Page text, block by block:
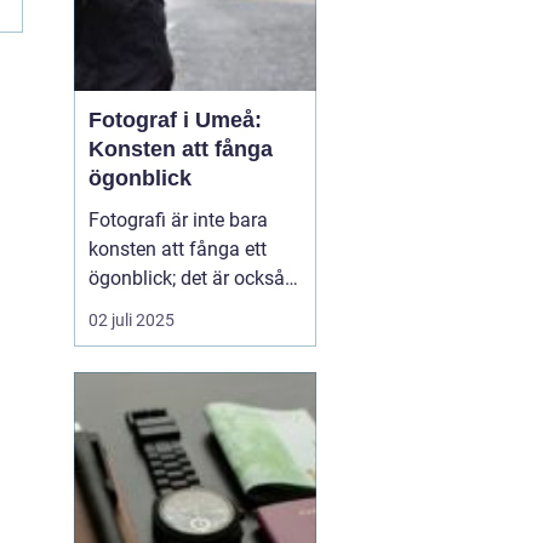
Fotograf i Umeå:
Konsten att fånga
ögonblick
Fotografi är inte bara
konsten att fånga ett
ögonblick; det är också
berättelsen som vi sakta
men säkert låter
stad i norra Sverige,
bidrar fotografer till...
02 juli 2025